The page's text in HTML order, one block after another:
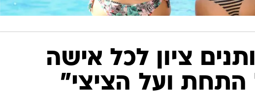
ציון לכל אישה
ועל הציצי"